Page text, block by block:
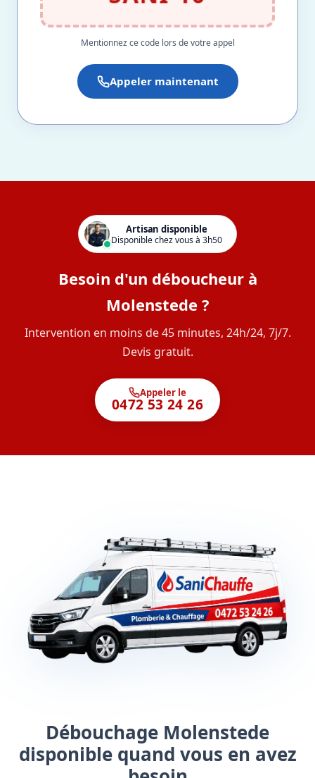
Mentionnez ce code lors de votre appel
Appeler maintenant
Artisan disponible
Disponible chez vous à 3h50
Besoin d'un déboucheur à
Molenstede ?
Intervention en moins de 45 minutes, 24h/24, 7j/7.
Devis gratuit.
Appeler le
0472 53 24 26
Débouchage Molenstede
disponible quand vous en avez